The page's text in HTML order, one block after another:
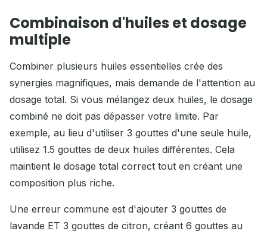
Combinaison d'huiles et dosage
multiple
Combiner plusieurs huiles essentielles crée des
synergies magnifiques, mais demande de l'attention au
dosage total. Si vous mélangez deux huiles, le dosage
combiné ne doit pas dépasser votre limite. Par
exemple, au lieu d'utiliser 3 gouttes d'une seule huile,
utilisez 1.5 gouttes de deux huiles différentes. Cela
maintient le dosage total correct tout en créant une
composition plus riche.
Une erreur commune est d'ajouter 3 gouttes de
lavande ET 3 gouttes de citron, créant 6 gouttes au